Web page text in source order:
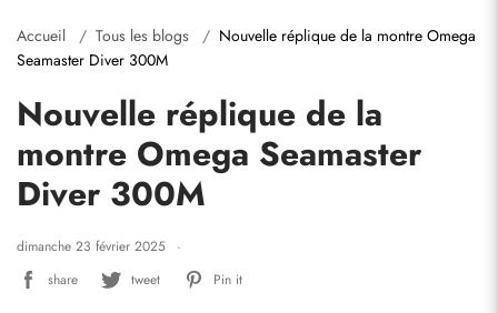
Accueil Tous les blogs
Nouvelle réplique de la montre Omega
Seamaster Diver 300M
Nouvelle réplique de la
montre Omega Seamaster
Diver 300M
dimanche 23 février 2025
share
tweet Pin it